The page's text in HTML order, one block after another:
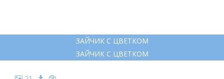
ЗАЙЧИК С ЦВЕТКОМ
ЗАЙЧИК С ЦВЕТКОМ